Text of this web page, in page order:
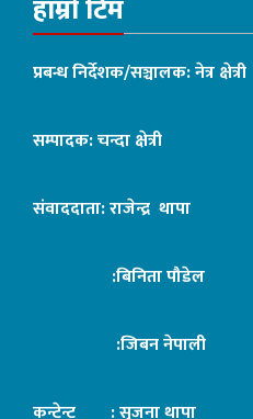
हाम्रो टिम
प्रबन्ध निर्देशक/सञ्चालक: नेत्र क्षेत्री
सम्पादक: चन्दा क्षेत्री
संवाददाता: राजेन्द्र थापा
:बिनिता पौडेल
:जिबन नेपाली
कन्टेन्ट : सृजना थापा